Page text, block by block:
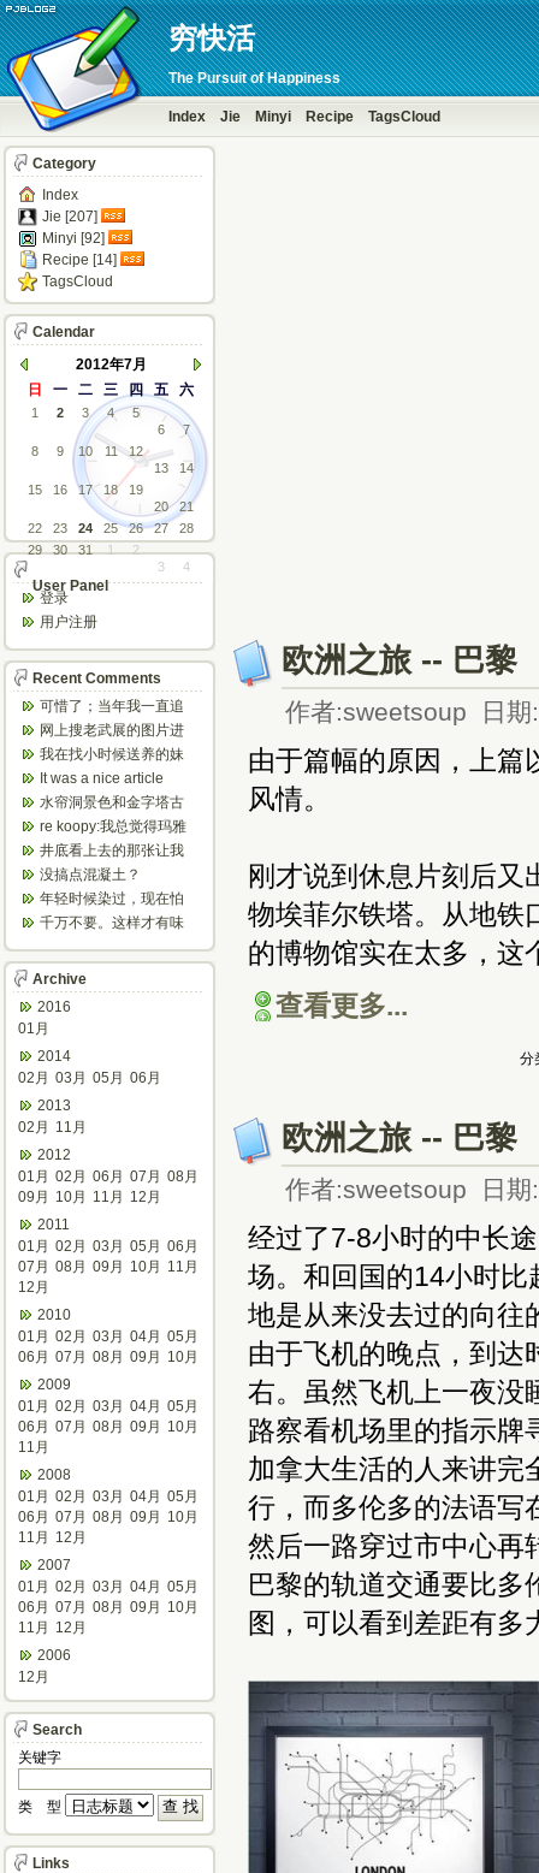
穷快活
The Pursuit of Happiness
Index Jie Minyi Recipe TagsCloud
欧洲之旅 -- 巴黎
作者:sweetsoup 日期
由于篇幅的原因，上篇
风情。
刚才说到休息片刻后又
物埃菲尔铁塔。从地铁
的博物馆实在太多，这
查看更多...
分
欧洲之旅 -- 巴黎
作者:sweetsoup 日期
经过了7-8小时的中长
场。和回国的14小时
地是从来没去过的向往
由于飞机的晚点，到达
右。虽然飞机上一夜没
路察看机场里的指示牌
加拿大生活的人来讲完
行，而多伦多的法语写
然后一路穿过市中心再
巴黎的轨道交通要比多
图，可以看到差距有多
Category
Index
Jie [207]
Minyi [92]
Recipe [14]
TagsCloud
Calendar
2012年7月
日
一 二 三 四 五 六
1 2 3 4
5
6
7
8
9 10 11
12
13
14
15
16 17 18
19
20
21
22
23 24 25 26 27
28
29
30 31 1
2
3
4
User Panel
登录
用户注册
Recent Comments
可惜了；当年我一直追
着这个，看博主夫妇一
步步在多伦...
网上搜老武展的图片进
来了，一晃是你十年前
的帖子，时...
我在找小时候送养的妹
妹，有人QQ找我说找到
了匹配的...
It was a nice article
and...
水帘洞景色和金字塔古
迹都不错。
re koopy:我总觉得玛雅
人见过外星人。不然哪...
井底看上去的那张让我
想起了蝙蝠侠。。下棋
那张会不会...
没搞点混凝土？
年轻时候染过，现在怕
伤头发不敢染了。不过
千万不要。这样才有味
气场。
Archive
2016
01月
2014
02月 03月 05月 06月
2013
02月
11月
2012
01月 02月 06月 07月 08月
09月
10月 11月
12月
2011
01月 02月 03月 05月 06月
07月 08月 09月 10月
11月
12月
2010
01月 02月 03月 04月 05月
06月 07月 08月 09月
10月
2009
01月 02月 03月 04月 05月
06月 07月 08月 09月
10月
11月
2008
01月 02月 03月 04月 05月
06月 07月 08月 09月
10月
11月
12月
2007
01月 02月 03月 04月 05月
06月 07月 08月 09月
10月
11月
12月
2006
12月
Search
关键字
类 型
Links